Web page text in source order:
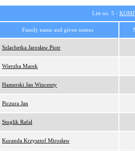
List no. 5 -
Family name and given names
Szlachetka Jarosław Piotr
Wierzba Marek
Hamerski Jan Wincenty
Piczura Jan
Stuglik Rafał
Kuranda Krzysztof Mirosław